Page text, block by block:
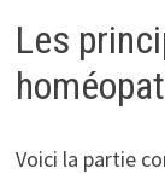
Les
Voici la partie